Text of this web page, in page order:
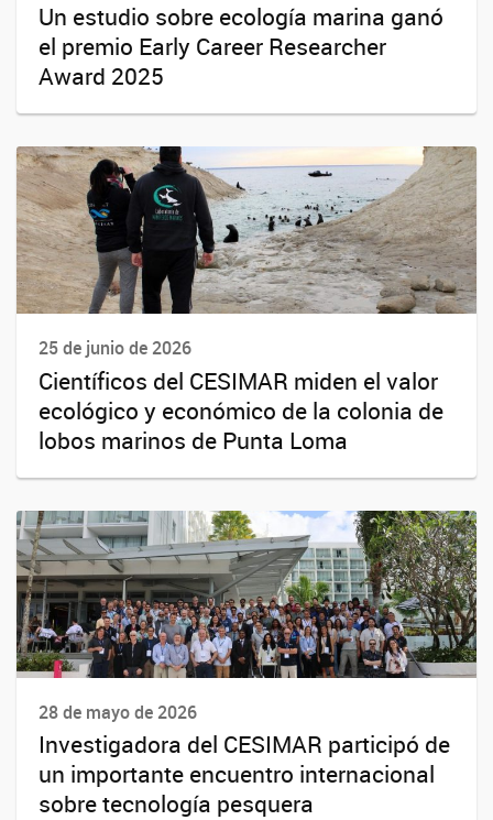
Un estudio sobre ecología marina ganó
el premio Early Career Researcher
Award 2025
25 de junio de 2026
Científicos del CESIMAR miden el valor
ecológico y económico de la colonia de
lobos marinos de Punta Loma
28 de mayo de 2026
Investigadora del CESIMAR participó de
un importante encuentro internacional
sobre tecnología pesquera